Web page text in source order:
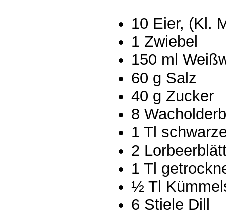
10 Eier, (Kl.
1 Zwiebel
150 ml
60 g Salz
40 g Zucker
8
1 Tl
2
1 Tl
½ Tl
6 Stiele Dill